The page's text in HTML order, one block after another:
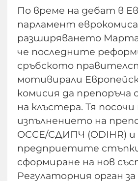
По време на дебат в
парламент
разширяването Марта
че последните
сръбското
мотивирали
комисия да
на клъстера. Тя
изпълнението на
ОССЕ/СДИПЧ (ODIHR) и
предприетите
сформиране на нов
Регулаторния орган